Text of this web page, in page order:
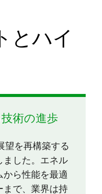
とハイ
術の進歩
望を再構築する
ました。エネル
から性能を最適
まで、業界は持